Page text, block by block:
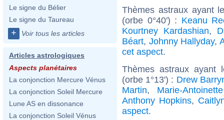
Le signe du Bélier
Le signe du Taureau
+ Voir tous les articles
Articles astrologiques
Aspects planétaires
La conjonction Mercure Vénus
La conjonction Soleil Mercure
Lune AS en dissonance
La conjonction Soleil Vénus
Thèmes astraux ayant
(orbe 0°40') : Keanu
Kourtney Kardashian,
Béart, Johnny Hallyday,
cet aspect.
Thèmes astraux ayant
(orbe 1°13') : Drew
Martin, Marie-
Anthony Hopkins,
aspect.